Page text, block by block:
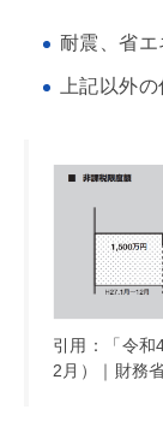
耐震 、省
上記以外
引用：「令和
2月）｜財務